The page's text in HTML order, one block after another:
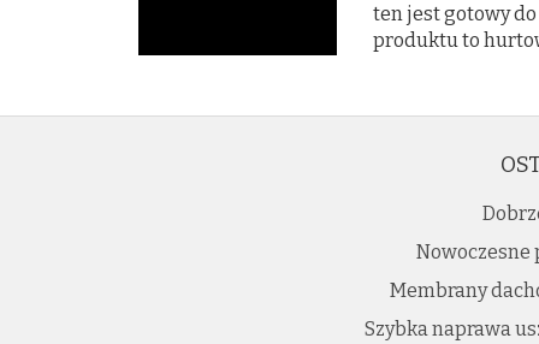
ten jest gotowy
produktu to
Membrany
Szybka naprawa